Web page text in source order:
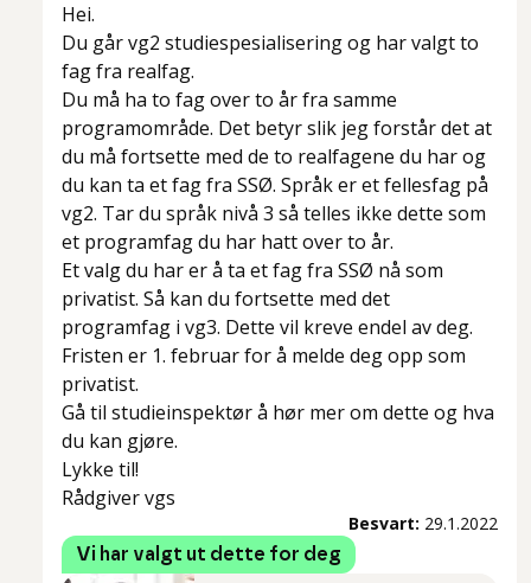
Hei.
Du går vg2 studiespesialisering og har valgt to
fag fra realfag.
Du må ha to fag over to år fra samme
programområde. Det betyr slik jeg forstår det at
du må fortsette med de to realfagene du har og
du kan ta et fag fra SSØ. Språk er et fellesfag på
vg2. Tar du språk nivå 3 så telles ikke dette som
et programfag du har hatt over to år.
Et valg du har er å ta et fag fra SSØ nå som
privatist. Så kan du fortsette med det
programfag i vg3. Dette vil kreve endel av deg.
Fristen er 1. februar for å melde deg opp som
privatist.
Gå til studieinspektør å hør mer om dette og hva
du kan gjøre.
Lykke til!
Rådgiver vgs
Besvart: 29.1.2022
Vi har valgt ut dette for deg